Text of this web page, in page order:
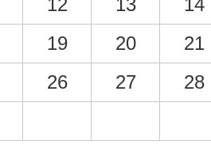
12 13
14
19 20
21
26 27
28